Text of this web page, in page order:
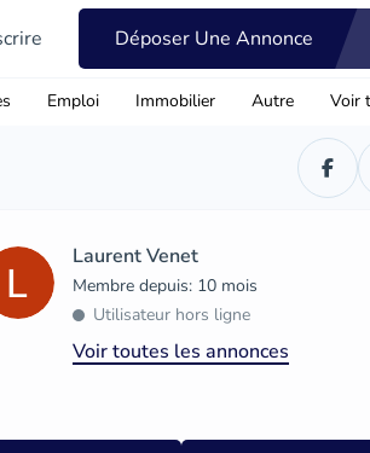
Déposer Une Annonce
Emploi Immobilier Autre Voir
Laurent Venet
Membre depuis: 10 mois
Utilisateur hors ligne
Voir toutes les annonces